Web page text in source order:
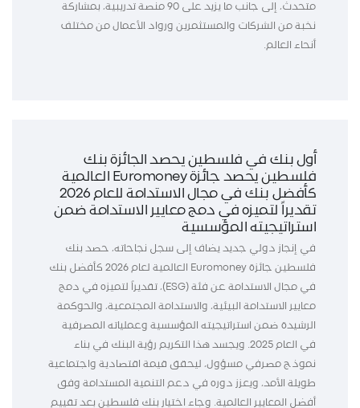
متحدث، إلى جانب ما يزيد على 90 منصة تدريبية، بمشاركة
نخبة من الشركات والمستثمرين ورواد الأعمال من مختلف
أنحاء العالم.
أول بنك في فلسطين يحصد الجائزة بنك
فلسطين يحصد جائزة Euromoney العالمية
كأفضل بنك في مجال الاستدامة للعام 2026
تقديراً لتميزه في دمج معايير الاستدامة ضمن
استراتيجيته المؤسسية
في إنجاز دولي جديد يضاف إلى سجل نجاحاته، حصد بنك
فلسطين جائزة Euromoney العالمية لعام 2026 كأفضل بنك
في مجال الاستدامة عن فئة (ESG)، تقديراً لتميزه في دمج
معايير الاستدامة البيئية، والاستدامة المجتمعية، والحوكمة
الرشيدة ضمن استراتيجيته المؤسسية وعملياته المصرفية
في العام 2025. ويجسد هذا التكريم رؤية البنك في بناء
نموذج مصرفي مسؤول، ليحقق قيمة اقتصادية واجتماعية
طويلة الأمد، ويعزز دوره في دعم التنمية المستدامة وفق
أفضل المعايير العالمية. وجاء اختيار بنك فلسطين بعد تقييم